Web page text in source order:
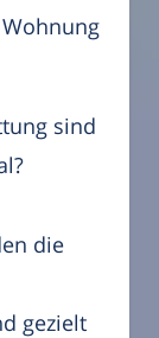
sind
die
gezielt